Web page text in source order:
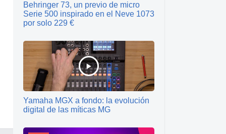
Behringer 73, un previo de micro
Serie 500 inspirado en el Neve 1073
por solo 229 €
Yamaha MGX a fondo: la evolución
digital de las míticas MG